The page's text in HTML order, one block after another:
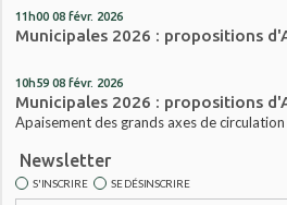
11h00 08 févr. 2026
Municipales 2026 : propositions
10h59 08 févr. 2026
Municipales 2026 : propositions
Apaisement des grands axes de
Newsletter
S'INSCRIRE SE DÉSINSCRIRE